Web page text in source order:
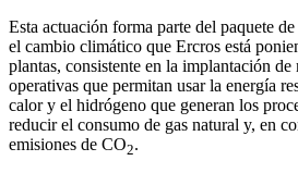
Esta actuación forma parte del paquete
el cambio climático que Ercros está
plantas, consistente en la implantación de
operativas que permitan usar la energía
calor y el hidrógeno que generan los
reducir el consumo de gas natural y, en
emisiones de CO2.